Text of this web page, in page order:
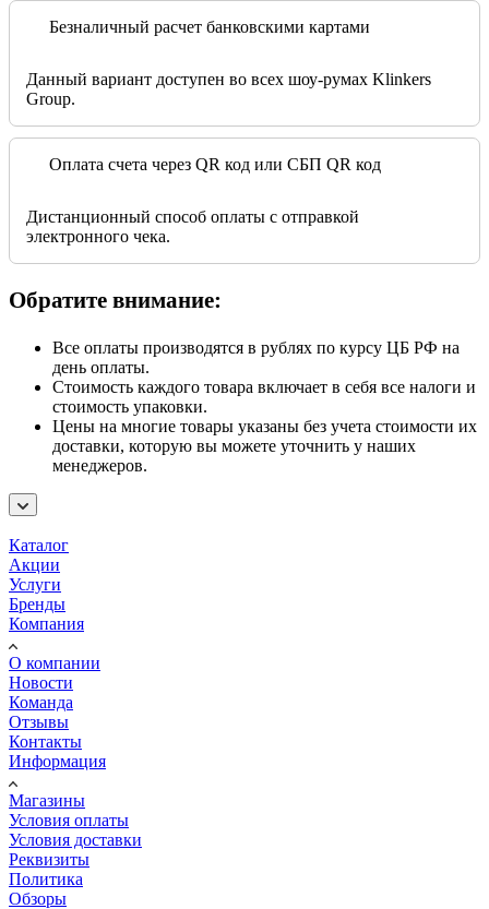
Безналичный расчет банковскими картами
Данный вариант доступен во всех шоу-румах Klinkers
Group.
Оплата счета через QR код или СБП QR код
Дистанционный способ оплаты с отправкой
электронного чека.
Обратите внимание:
Все оплаты производятся в рублях по курсу ЦБ РФ на
день оплаты.
Стоимость каждого товара включает в себя все налоги и
стоимость упаковки.
Цены на многие товары указаны без учета стоимости их
доставки, которую вы можете уточнить у наших
менеджеров.
Каталог
Акции
Услуги
Бренды
Компания
О компании
Новости
Команда
Отзывы
Контакты
Информация
Магазины
Условия оплаты
Условия доставки
Реквизиты
Политика
Обзоры